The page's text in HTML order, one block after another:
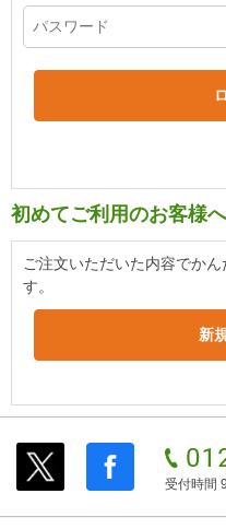
初めてご利用のお客様へ
ご注文いただいた内容でか
す。
受付時間